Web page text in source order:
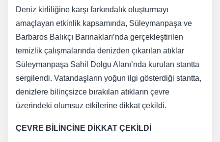
Deniz kirliliğine karşı farkındalık oluşturmayı
amaçlayan etkinlik kapsamında, Süleymanpaşa ve
Barbaros Balıkçı Barınakları’nda gerçekleştirilen
temizlik çalışmalarında denizden çıkarılan atıklar
Süleymanpaşa Sahil Dolgu Alanı’nda kurulan stantta
sergilendi. Vatandaşların yoğun ilgi gösterdiği stantta,
denizlere bilinçsizce bırakılan atıkların çevre
üzerindeki olumsuz etkilerine dikkat çekildi.
ÇEVRE BİLİNCİNE DİKKAT ÇEKİLDİ